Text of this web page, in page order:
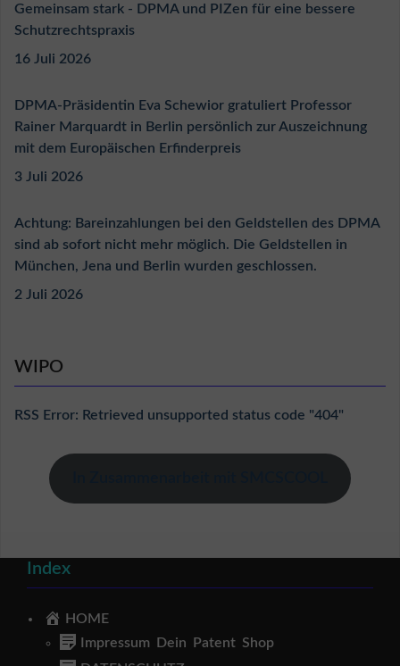
Gemeinsam stark - DPMA und PIZen für eine bessere
Schutzrechtspraxis
16 Juli 2026
DPMA-Präsidentin Eva Schewior gratuliert Professor
Rainer Marquardt in Berlin persönlich zur Auszeichnung
mit dem Europäischen Erfinderpreis
3 Juli 2026
Achtung: Bareinzahlungen bei den Geldstellen des DPMA
sind ab sofort nicht mehr möglich. Die Geldstellen in
München, Jena und Berlin wurden geschlossen.
2 Juli 2026
WIPO
RSS Error: Retrieved unsupported status code "404"
Index
HOME
Impressum Dein Patent Shop